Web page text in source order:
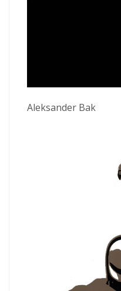
Aleksander Bak